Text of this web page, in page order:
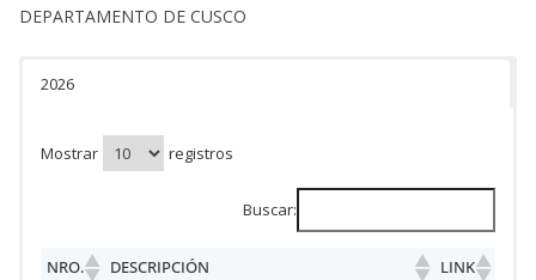
DEPARTAMENTO DE CUSCO
2026
Mostrar registros
Buscar:
NRO. DESCRIPCIÓN
LINK